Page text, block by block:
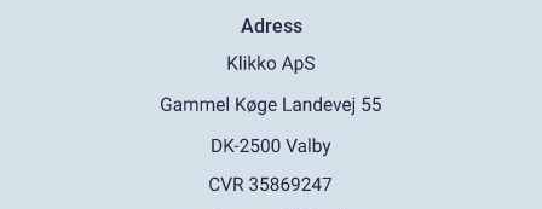
Adress